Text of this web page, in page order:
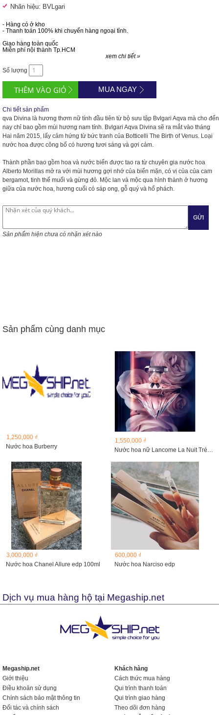
Nhãn hiệu: BVLgari
- Hàng có ở kho
- Thanh toán 100% khi chuyển hàng ngoại tỉnh.
Giao hàng toàn quốc
Miễn phí nội thành Tp.HCM
xem chi tiết »
Số lượng
MUA NGAY
Chi tiết sản phẩm
qva Divina là hương thơm nữ tính đầu tiên từ bộ sưu tập Bvlgari Aqva mà cho đến
nay chỉ bao gồm mùi hương nam tính. Bvlgari Aqva Divina sẽ ra mắt vào tháng
Hai năm 2015, lấy cảm hứng từ bức tranh của Botticelli The Birth of Venus. Loại
nước hoa được công bố có hương tươi sáng và gợi cảm.
Thành phần bao gồm hoa và nước biển được tao ra từ chuyên gia nước hoa
Alberto Morillas mở ra với mùi hương gợi nhớ của biển mặn, có vị của của cam
bergamot, tinh thể muối và gừng đỏ. Mộc lan và mộc qua hình thành ở hương
giữa của nước hoa, hương cuối có sáp ong, gỗ quý và hổ phách.
GỬI
Sản phẩm hiện chưa có nhận xét nào
Sản phẩm cùng danh mục
1,250,000 ₫
Nước hoa Burberry
1,550,000 ₫
Nước hoa nữ Lancome La Nuit Trésor Eau de Parfum Caresse...
3,000,000 ₫
Nước hoa Chanel Allure edp 100ml
600,000 ₫
Nước hoa Narciso edp
Dịch vụ mua hàng hộ tại Megaship.net
Megaship.net
Giới thiệu
Điều khoản sử dụng
Chính sách bảo mật thông tin
Đối tác và chính sách
Khách hàng
Cách thức mua hàng
Qui trình thanh toán
Qui trình giao hàng
Theo dõi đơn hàng